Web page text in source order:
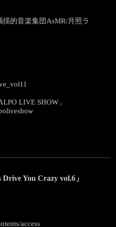
的音楽集団AsMR/月照ラ
LIVE SHOW」
You Crazy vol.6」
access